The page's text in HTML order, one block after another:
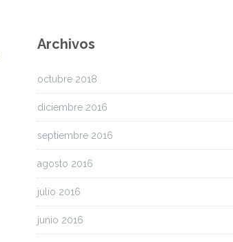
Archivos
octubre 2018
diciembre 2016
septiembre 2016
agosto 2016
julio 2016
junio 2016